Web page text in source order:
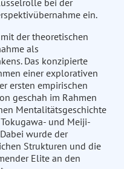
bei der
ein.
der theoretischen
als
Das konzipierte
einer explorativen
ersten empirischen
geschah im Rahmen
Mentalitätsgeschichte
und Meiji-
wurde der
Strukturen und die
Elite an den